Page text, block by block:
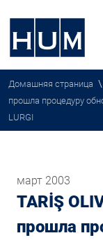
Домашняя страница \
прошла процедуру
LURGI
март 2003
TARİŞ
прошла